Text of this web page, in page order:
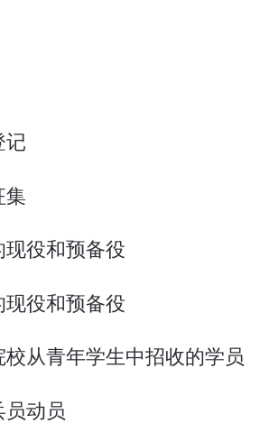
记
集
役和预备役
役和预备役
从青年学生中招收的学员
动员